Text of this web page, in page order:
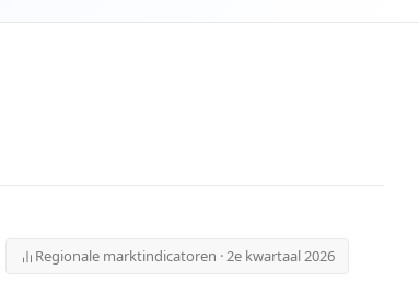
Regionale marktindicatoren · 2e kwartaal 2026